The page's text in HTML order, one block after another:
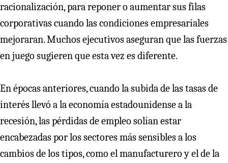
racionalización, para reponer o aumentar sus filas
corporativas cuando las condiciones empresariales
mejoraran. Muchos ejecutivos aseguran que las fuerzas
en juego sugieren que esta vez es diferente.
En épocas anteriores, cuando la subida de las tasas de
interés llevó a la economía estadounidense a la
recesión, las pérdidas de empleo solían estar
encabezadas por los sectores más sensibles a los
cambios de los tipos, como el manufacturero y el de la